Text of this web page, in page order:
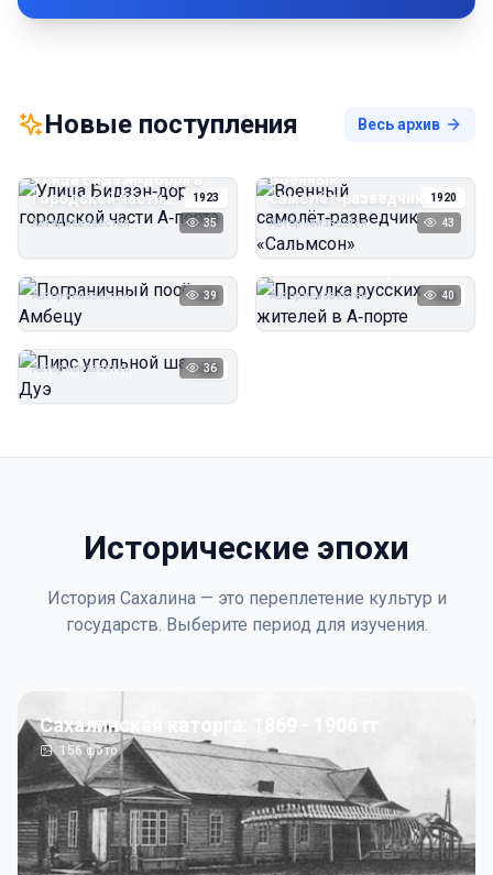
Новые поступления Весь архив
1923
Улица Бидзэн‑дорри в
городской части
А‑порта
Автор неизвестен 35
1920
Военный
самолёт‑разведчик
«Сальмсон»
Автор неизвестен 43
1923
Автор неизвестен 39 1923
Прогулка русских
Автор неизвестен 40
1923
Пирс угольной шахты
Автор неизвестен 36
Исторические эпохи
История Сахалина — это переплетение культур и
государств. Выберите период для изучения.
Сахалинская каторга: 1869 - 1906 гг
156фото